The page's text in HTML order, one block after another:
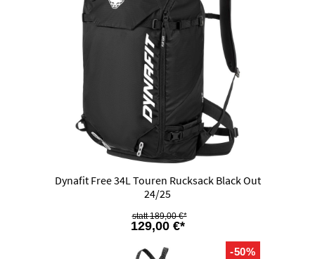
Dynafit Free 34L Touren Rucksack Black Out
24/25
129,00 €*
189,00 €*
-50%